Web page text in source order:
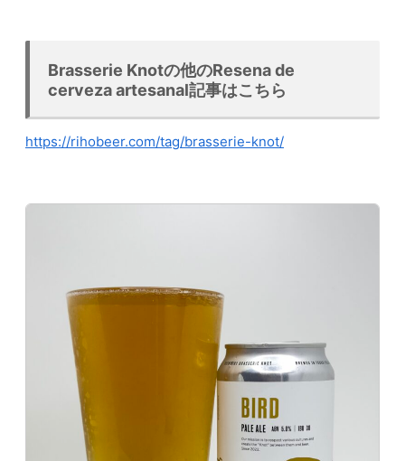
Brasserie Knotの他のResena de
cerveza artesanal記事はこちら
https://rihobeer.com/tag/brasserie-knot/